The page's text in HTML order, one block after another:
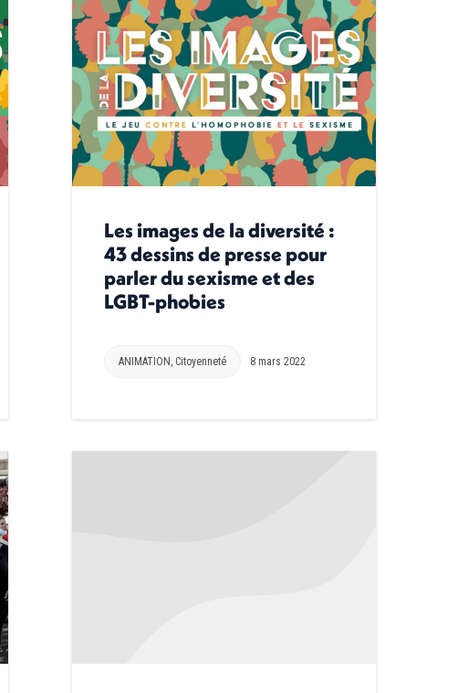
Les images de la diversité :
43 dessins de presse pour
parler du sexisme et des
LGBT-phobies
ANIMATION Citoyenneté 8 mars 2022